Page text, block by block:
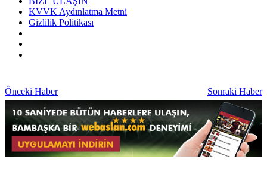
KVVK Aydınlatma Metni
Gizlilik Politikası
Önceki Haber Sonraki Haber